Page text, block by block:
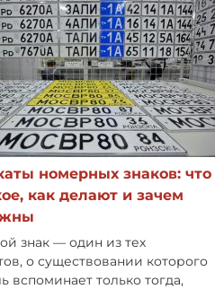
номерных знаков: что
как делают и зачем
знак — один из тех
о существовании которого
вспоминает только тогда,